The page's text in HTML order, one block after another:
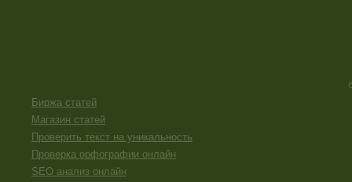
Биржа статей
Магазин статей
Проверить текст на уникальность
Проверка орфографии онлайн
SEO анализ онлайн